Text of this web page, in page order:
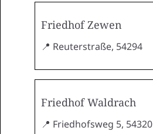
Friedhof Zewen
📍 Reuterstraße, 54294
Friedhof Waldrach
📍 Friedhofsweg 5, 54320